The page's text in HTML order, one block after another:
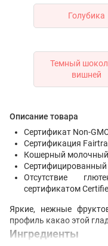
Голубика
Темный
вишней
Описание товара
Сертификат Non-
Сертификация
Кошерный молочный
Сертифицированный
Отсутствие
сертификатом
Яркие, нежные
профиль какао этой
Ингредиенты